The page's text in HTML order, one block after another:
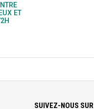
ET
SUIVEZ-NOUS SUR